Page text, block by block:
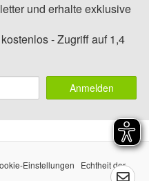
und erhalte exklusive
- Zugriff auf 1,4
Anmelden
Einstellungen
Echtheit der